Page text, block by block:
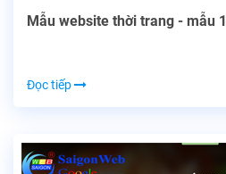
Mẫu website thời trang - mẫu 1
Đọc tiếp